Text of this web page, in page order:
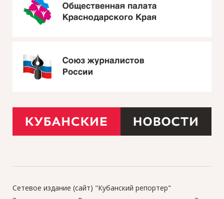
Сетевое издание (сайт) "Кубанский репортер"